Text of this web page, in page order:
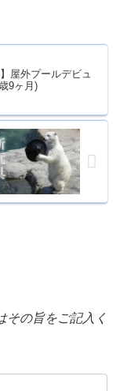
屋外プールデビュ
9ヶ月)
の旨をご記入く